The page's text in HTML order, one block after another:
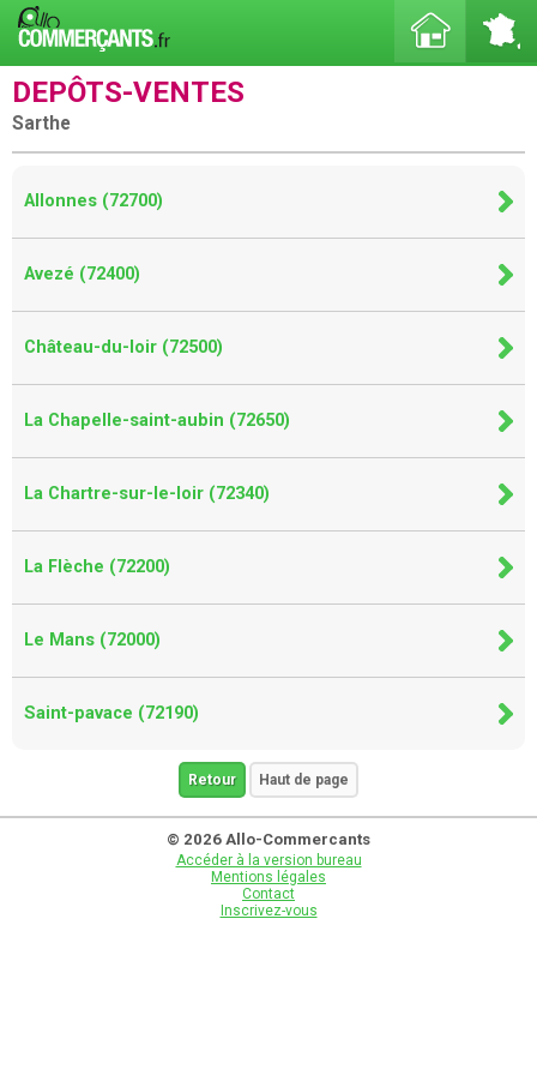
DEPÔTS-VENTES
Sarthe
Allonnes (72700)
Avezé (72400)
Château-du-loir (72500)
La Chapelle-saint-aubin (72650)
La Chartre-sur-le-loir (72340)
La Flèche (72200)
Le Mans (72000)
Saint-pavace (72190)
Retour Haut de page
© 2026 Allo-Commercants
Accéder à la version bureau
Mentions légales
Contact
Inscrivez-vous